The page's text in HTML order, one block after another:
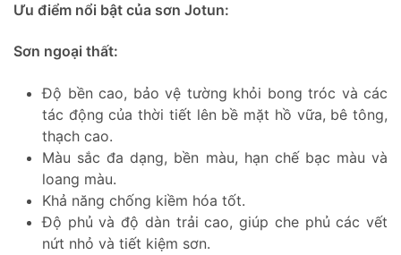
Ưu điểm nổi bật của sơn Jotun:
Sơn ngoại thất:
Độ bền cao, bảo vệ tường khỏi bong tróc và các
tác động của thời tiết lên bề mặt hồ vữa, bê tông,
thạch cao.
Màu sắc đa dạng, bền màu, hạn chế bạc màu và
loang màu.
Khả năng chống kiềm hóa tốt.
Độ phủ và độ dàn trải cao, giúp che phủ các vết
nứt nhỏ và tiết kiệm sơn.